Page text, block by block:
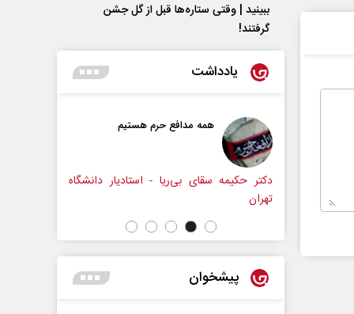
ببینید | وقتی ستاره‌ها قبل از گل جشن
گرفتند!
یادداشت
- استادیار دانشگاه
حکایت یک تاریخ و دو زندگی
پیشخوان